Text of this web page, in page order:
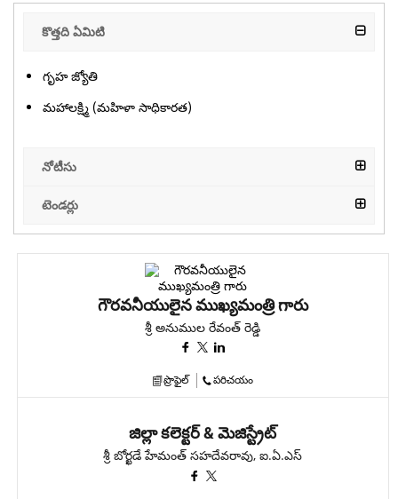
కొత్తది ఏమిటి
గృహ జ్యోతి
మహాలక్ష్మి (మహిళా సాధికారత)
నోటీసు
టెండర్లు
గౌరవనీయులైన ముఖ్యమంత్రి గారు
శ్రీ అనుముల రేవంత్ రెడ్డి
ప్రొఫైల్ పరిచయం
జిల్లా కలెక్టర్ & మెజిస్ట్రేట్
శ్రీ బోర్ఖడే హేమంత్ సహదేవరావు, ఐ.ఏ.ఎస్